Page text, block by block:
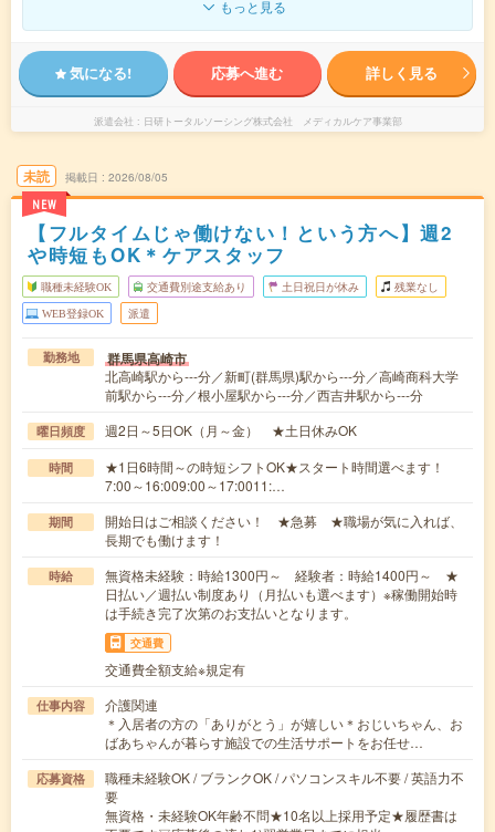
もっと見る
気になる! 応募へ進む 詳しく見る
派遣会社 日研トータルソーシング株式会社 メディカルケア事業部
未読
NEW
掲載日 2026/08/05
【フルタイムじゃ働けない！という方へ】週2
や時短もOK＊ケアスタッフ
職種未経験OK 交通費別途支給あり 土日祝日が休み 残業なし
WEB登録OK 派遣
勤務地 群馬県高崎市
北高崎駅から---分／新町(群馬県)駅から---分／高崎商科大学
前駅から---分／根小屋駅から---分／西吉井駅から---分
曜日頻度 週2日～5日OK（月～金） ★土日休みOK
時間
★1日6時間～の時短シフトOK★スタート時間選べます！
7:00～16:009:00～17:0011:…
期間
開始日はご相談ください！ ★急募 ★職場が気に入れば、
長期でも働けます！
時給
無資格未経験：時給1300円～ 経験者：時給1400円～ ★
日払い／週払い制度あり（月払いも選べます）※稼働開始時
は手続き完了次第のお支払いとなります。
交通費
交通費全額支給※規定有
仕事内容
介護関連
＊入居者の方の「ありがとう」が嬉しい＊おじいちゃん、お
ばあちゃんが暮らす施設での生活サポートをお任せ…
応募資格
職種未経験OK / ブランクOK / パソコンスキル不要 / 英語力不
要
無資格・未経験OK年齢不問★10名以上採用予定★履歴書は